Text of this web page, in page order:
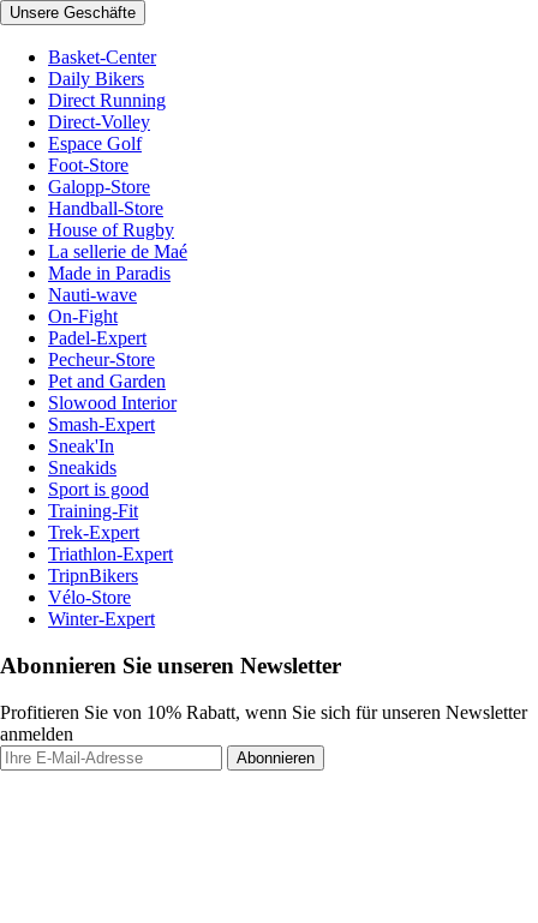
Unsere Geschäfte
Basket-Center
Daily Bikers
Direct Running
Direct-Volley
Espace Golf
Foot-Store
Galopp-Store
Handball-Store
House of Rugby
La sellerie de Maé
Made in Paradis
Nauti-wave
On-Fight
Padel-Expert
Pecheur-Store
Pet and Garden
Slowood Interior
Smash-Expert
Sneak'In
Sneakids
Sport is good
Training-Fit
Trek-Expert
Triathlon-Expert
TripnBikers
Vélo-Store
Winter-Expert
Abonnieren Sie unseren Newsletter
Profitieren Sie von 10% Rabatt, wenn Sie sich für unseren Newsletter
anmelden
Abonnieren